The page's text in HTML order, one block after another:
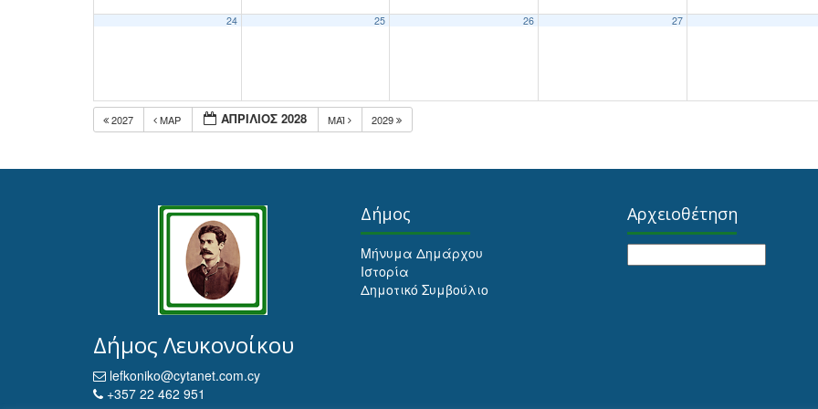
24 25 26 27
2027 ΜΑΡ ΑΠΡΊΛΙΟΣ 2028 ΜΆΙ 2029
Δήμος Λευκονοίκου
lefkoniko@cytanet.com.cy
+357 22 462 951
Δήμος
Μήνυμα Δημάρχου
Ιστορία
Δημοτικό Συμβούλιο
Αρχειοθέτηση